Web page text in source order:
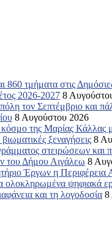
860 τμήματα στις
2026-2027 8
τον Σεπτέμβριο και
8 Αυγούστου 2026
της Μαρίας Κάλλας
ξεναγήσεις 8
στειρώσεων και
του Δήμου Αιγάλεω 8
Έργων η Περιφέρεια
ολοκληρωμένα ψηφιακά
και τη λογοδοσία 8